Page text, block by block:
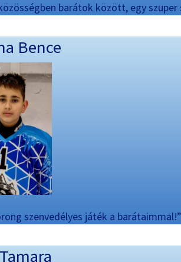
barátok között, egy
Bence
szenvedélyes játék a barátaimmal!”